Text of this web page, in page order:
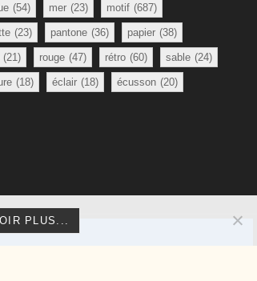
(54) mer (23) motif (687)
(23) pantone (36) papier (38)
(21) rouge (47) rétro (60) sable (24)
(18) éclair (18) écusson (20)
PLUS...